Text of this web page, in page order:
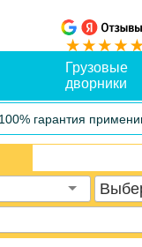
Грузовые
дворники
100% гарантия